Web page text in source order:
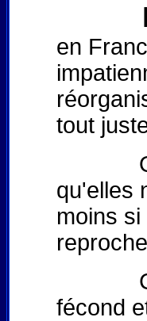
en
tout
qu'elles
moins
fécond